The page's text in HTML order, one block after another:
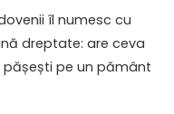
îl numesc cu
dreptate: are ceva
pe un pământ